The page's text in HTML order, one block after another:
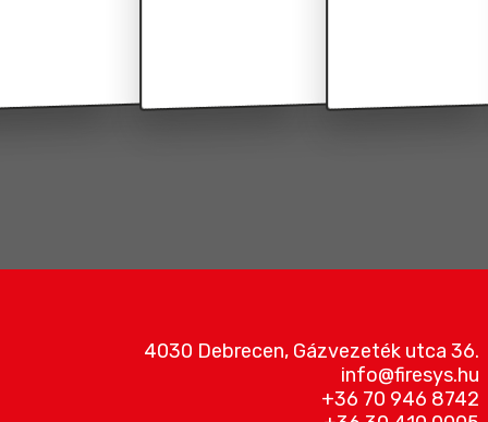
4030 Debrecen, Gázvezeték utca 36.
info@firesys.hu
+36 70 946 8742